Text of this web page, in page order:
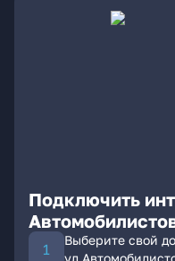
Подключить
Выберите свой
ул